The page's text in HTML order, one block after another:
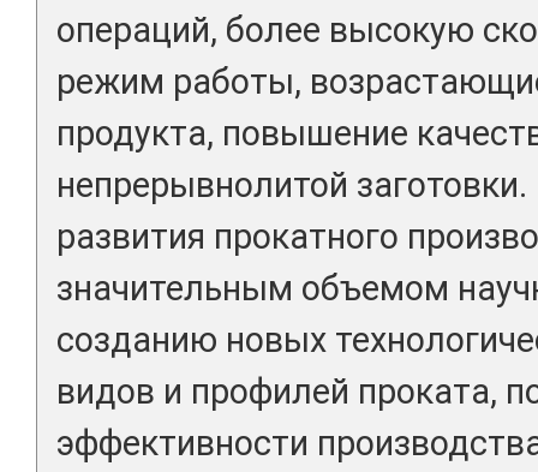
операций, более высокую
режим работы,
продукта, повышение
непрерывнолитой
развития прокатного
значительным объемом
созданию новых
видов и профилей проката,
эффективности